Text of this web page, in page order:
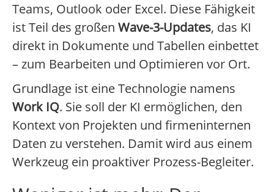
Teams, Outlook oder Excel. Diese Fähigkeit
ist Teil des großen Wave-3-Updates, das KI
direkt in Dokumente und Tabellen einbettet
– zum Bearbeiten und Optimieren vor Ort.
Grundlage ist eine Technologie namens
Work IQ. Sie soll der KI ermöglichen, den
Kontext von Projekten und firmeninternen
Daten zu verstehen. Damit wird aus einem
Werkzeug ein proaktiver Prozess-Begleiter.